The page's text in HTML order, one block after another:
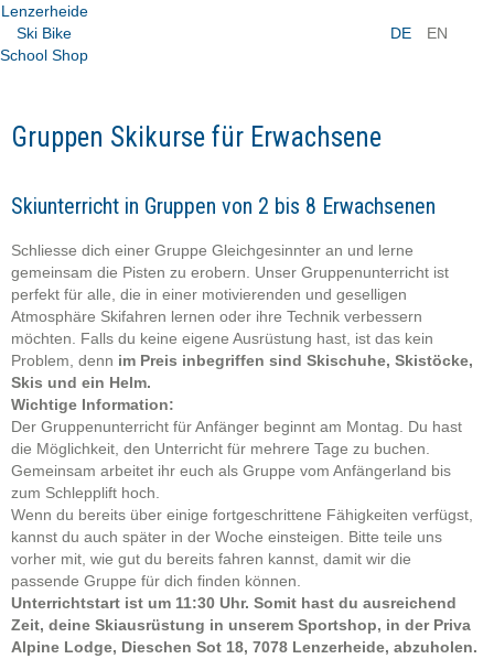
DE EN
Gruppen Skikurse für Erwachsene
Skiunterricht in Gruppen von 2 bis 8 Erwachsenen
Schliesse dich einer Gruppe Gleichgesinnter an und lerne
gemeinsam die Pisten zu erobern. Unser Gruppenunterricht ist
perfekt für alle, die in einer motivierenden und geselligen
Atmosphäre Skifahren lernen oder ihre Technik verbessern
möchten. Falls du keine eigene Ausrüstung hast, ist das kein
Problem, denn im Preis inbegriffen sind Skischuhe, Skistöcke,
Skis und ein Helm.
Wichtige Information:
Der Gruppenunterricht für Anfänger beginnt am Montag. Du hast
die Möglichkeit, den Unterricht für mehrere Tage zu buchen.
Gemeinsam arbeitet ihr euch als Gruppe vom Anfängerland bis
zum Schlepplift hoch.
Wenn du bereits über einige fortgeschrittene Fähigkeiten verfügst,
kannst du auch später in der Woche einsteigen. Bitte teile uns
vorher mit, wie gut du bereits fahren kannst, damit wir die
passende Gruppe für dich finden können.
Unterrichtstart ist um 11:30 Uhr. Somit hast du ausreichend
Zeit, deine Skiausrüstung in unserem Sportshop, in der Priva
Alpine Lodge, Dieschen Sot 18, 7078 Lenzerheide, abzuholen.